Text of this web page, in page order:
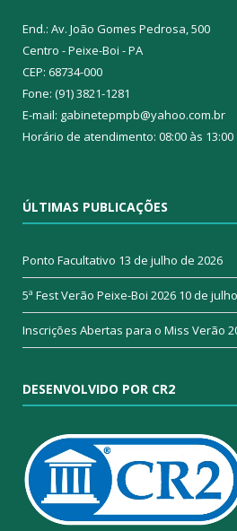
End.: Av. João Gomes Pedrosa, 500
Centro - Peixe-Boi - PA
CEP: 68734-000
Fone: (91) 3821-1281
E-mail: gabinetepmpb@yahoo.com.br
Horário de atendimento: 08:00 às 13:00
ÚLTIMAS PUBLICAÇÕES
Ponto Facultativo 13 de julho de 2026
5ª Fest Verão Peixe-Boi 2026 10 de
Inscrições Abertas para o Miss Verão
DESENVOLVIDO POR CR2